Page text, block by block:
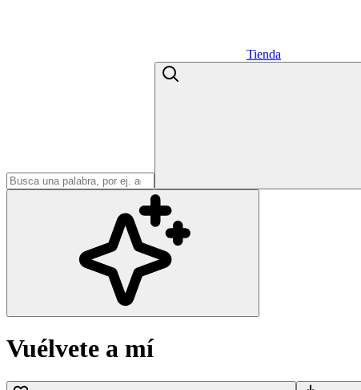
Tienda
Vuélvete a mí